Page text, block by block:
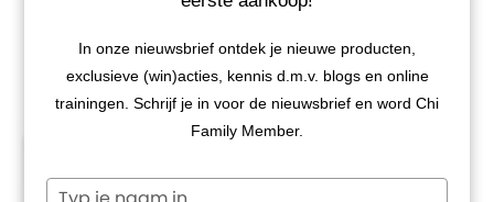
In onze nieuwsbrief ontdek je nieuwe producten,
exclusieve (win)acties, kennis d.m.v. blogs en online
trainingen. Schrijf je in voor de nieuwsbrief en word Chi
Family Member.
Typ